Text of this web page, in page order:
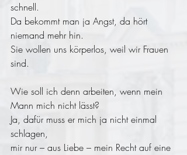
schnell.
Da bekommt man ja Angst, da hört
niemand mehr hin.
Sie wollen uns körperlos, weil wir Frauen
sind.
Wie soll ich denn arbeiten, wenn mein
Mann mich nicht lässt?
Ja, dafür muss er mich ja nicht einmal
schlagen,
mir nur – aus Liebe – mein Recht auf eine